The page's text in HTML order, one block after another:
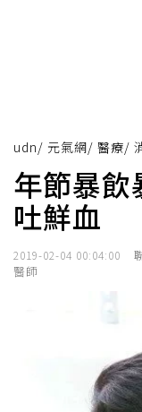
udn/ 元氣網/ 醫療/
年節暴飲
吐鮮血
2019-02-04 00:04:00
醫師